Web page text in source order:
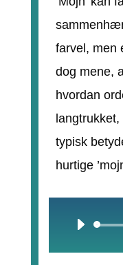
farvel, men
dog mene,
hvordan
langtrukket,
typisk
hurtige